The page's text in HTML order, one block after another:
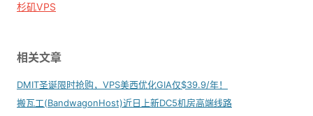
杉矶VPS
相关文章
DMIT圣诞限时抢购，VPS美西优化GIA仅$39.9/年！
搬瓦工(BandwagonHost)近日上新DC5机房高端线路